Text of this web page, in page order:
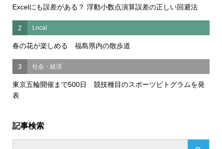
Excelにも誤差がある？ 浮動小数点演算誤差の正しい回避法
2 Local
春の花が楽しめる 福島県内の散歩道
3 社会・経済
東京五輪開催まで500日 競技種目のスポーツピトグラムを発
表
記事検索